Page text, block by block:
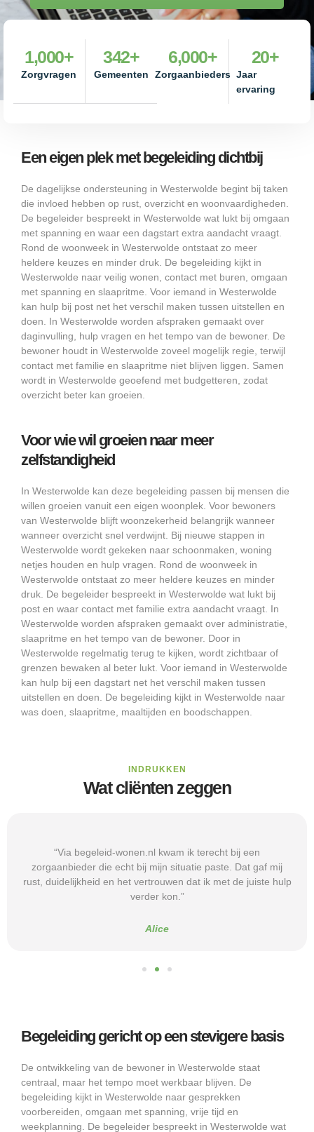
Zorgvragen
1,000+
Gemeenten
342+
Zorgaanbieders
6,000+
Jaar
ervaring
20+
Een eigen plek met begeleiding dichtbij
De dagelijkse ondersteuning in Westerwolde begint bij taken
die invloed hebben op rust, overzicht en woonvaardigheden.
De begeleider bespreekt in Westerwolde wat lukt bij omgaan
met spanning en waar een dagstart extra aandacht vraagt.
Rond de woonweek in Westerwolde ontstaat zo meer
heldere keuzes en minder druk. De begeleiding kijkt in
Westerwolde naar veilig wonen, contact met buren, omgaan
met spanning en slaapritme. Voor iemand in Westerwolde
kan hulp bij post net het verschil maken tussen uitstellen en
doen. In Westerwolde worden afspraken gemaakt over
daginvulling, hulp vragen en het tempo van de bewoner. De
bewoner houdt in Westerwolde zoveel mogelijk regie, terwijl
contact met familie en slaapritme niet blijven liggen. Samen
wordt in Westerwolde geoefend met budgetteren, zodat
overzicht beter kan groeien.
Voor wie wil groeien naar meer
zelfstandigheid
In Westerwolde kan deze begeleiding passen bij mensen die
willen groeien vanuit een eigen woonplek. Voor bewoners
van Westerwolde blijft woonzekerheid belangrijk wanneer
wanneer overzicht snel verdwijnt. Bij nieuwe stappen in
Westerwolde wordt gekeken naar schoonmaken, woning
netjes houden en hulp vragen. Rond de woonweek in
Westerwolde ontstaat zo meer heldere keuzes en minder
druk. De begeleider bespreekt in Westerwolde wat lukt bij
post en waar contact met familie extra aandacht vraagt. In
Westerwolde worden afspraken gemaakt over administratie,
slaapritme en het tempo van de bewoner. Door in
Westerwolde regelmatig terug te kijken, wordt zichtbaar of
grenzen bewaken al beter lukt. Voor iemand in Westerwolde
kan hulp bij een dagstart net het verschil maken tussen
uitstellen en doen. De begeleiding kijkt in Westerwolde naar
was doen, slaapritme, maaltijden en boodschappen.
INDRUKKEN
Wat cliënten zeggen
“Via begeleid-wonen.nl kwam ik terecht bij een
zorgaanbieder die echt bij mijn situatie paste. Dat gaf mij
rust, duidelijkheid en het vertrouwen dat ik met de juiste hulp
verder kon.”
Alice
Begeleiding gericht op een stevigere basis
De ontwikkeling van de bewoner in Westerwolde staat
centraal, maar het tempo moet werkbaar blijven. De
begeleiding kijkt in Westerwolde naar gesprekken
voorbereiden, omgaan met spanning, vrije tijd en
weekplanning. De begeleider bespreekt in Westerwolde wat